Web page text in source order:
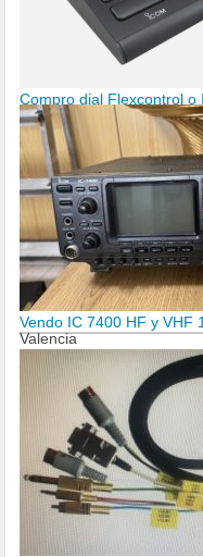
Compro dial Flexcontrol o
Vendo IC 7400 HF y VHF
Valencia